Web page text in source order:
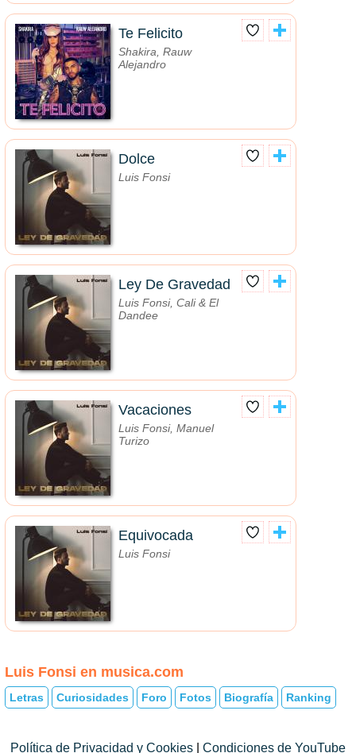
Te Felicito
Shakira, Rauw
Alejandro
Dolce
Luis Fonsi
Ley De Gravedad
Luis Fonsi, Cali & El
Dandee
Vacaciones
Luis Fonsi, Manuel
Turizo
Equivocada
Luis Fonsi
Luis Fonsi en musica.com
Letras Curiosidades Foro Fotos Biografía Ranking
Política de Privacidad y Cookies Condiciones de YouTube